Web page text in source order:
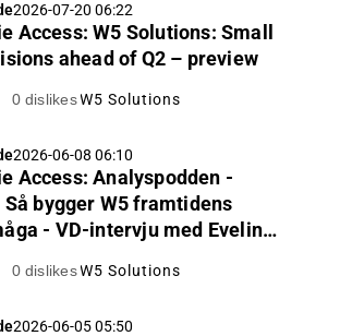
2026-07-20 06:22
Access: W5 Solutions: Small
ahead of Q2 – preview
0 dislikes W5 Solutions
2026-06-08 06:10
Access: Analyspodden -
bygger W5 framtidens
- VD-intervju med Evelina
0 dislikes W5 Solutions
2026-06-05 05:50